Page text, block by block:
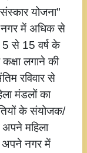
योजना"
नगर में अधिक से
5 से 15 वर्ष के
लगाने की
रविवार से
मंडलों का
के संयोजक/
अपने महिला
अपने नगर में